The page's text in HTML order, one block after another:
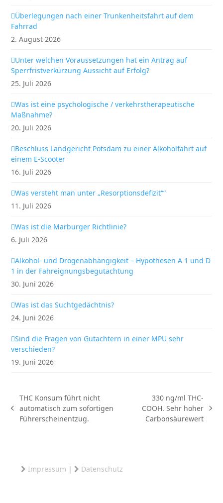
Überlegungen nach einer Trunkenheitsfahrt auf dem
Fahrrad
2. August 2026
Unter welchen Voraussetzungen hat ein Antrag auf
Sperrfristverkürzung Aussicht auf Erfolg?
25. Juli 2026
Was ist eine psychologische / verkehrstherapeutische
Maßnahme?
20. Juli 2026
Beschluss Landgericht Potsdam zu einer Alkoholfahrt auf
einem E-Scooter
16. Juli 2026
Was versteht man unter „Resorptionsdefizit““
11. Juli 2026
Was ist die Marburger Richtlinie?
6. Juli 2026
Alkohol- und Drogenabhängigkeit – Hypothesen A 1 und D
1 in der Fahreignungsbegutachtung
30. Juni 2026
Was ist das Suchtgedächtnis?
24. Juni 2026
Sind die Fragen von Gutachtern in einer MPU sehr
verschieden?
19. Juni 2026
vorheriger
Beitrag:
THC Konsum führt nicht
automatisch zum sofortigen
Führerscheinentzug.
Nächster
Beitrag:
330 ng/ml THC-
COOH. Sehr hoher
Carbonsäurewert
Impressum | Datenschutz